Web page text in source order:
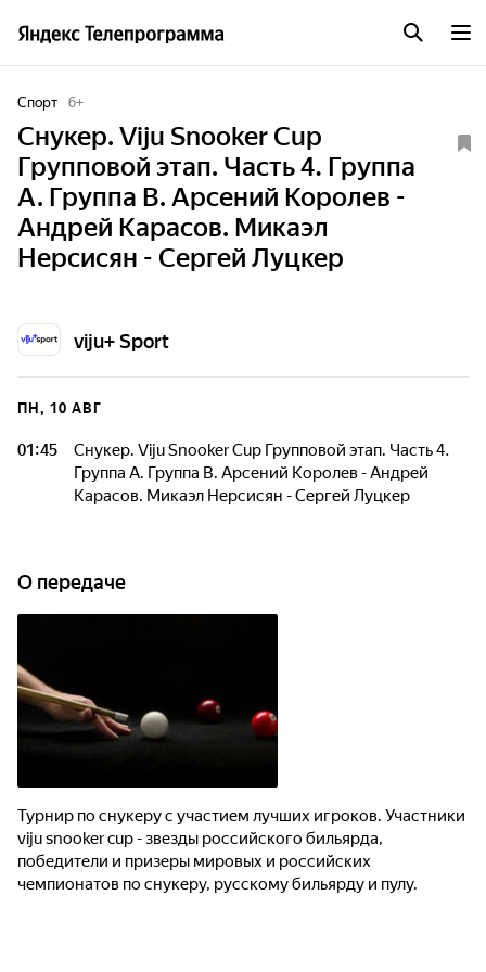
Спорт 6+
Снукер. Viju Snooker Cup
Групповой этап. Часть 4. Группа
A. Группа B. Арсений Королев -
Андрей Карасов. Микаэл
Нерсисян - Сергей Луцкер
viju+ Sport
ПН, 10 АВГ
01:45
Снукер. Viju Snooker Cup Групповой этап. Часть 4.
Группа A. Группа B. Арсений Королев - Андрей
Карасов. Микаэл Нерсисян - Сергей Луцкер
О передаче
Турнир по снукеру с участием лучших игроков. Участники
viju snooker cup - звезды российского бильярда,
победители и призеры мировых и российских
чемпионатов по снукеру, русскому бильярду и пулу.